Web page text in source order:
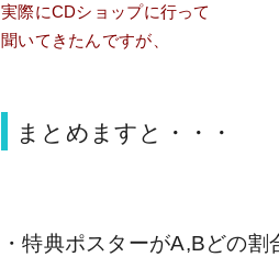
実際にCDショップに行って
聞いてきたんですが、
まとめますと・・・
・特典ポスターがA,Bどの割